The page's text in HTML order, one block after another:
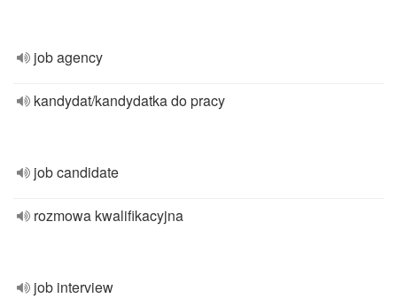
job agency
kandydat/kandydatka do pracy
job candidate
rozmowa kwalifikacyjna
job interview